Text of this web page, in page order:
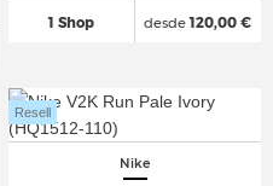
1 Shop desde120,00 €
Nike
Resell